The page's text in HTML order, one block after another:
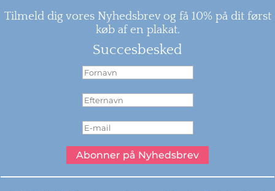
Tilmeld dig vores Nyhedsbrev og få 10% på dit først
køb af en plakat.
Succesbesked
Abonner på Nyhedsbrev